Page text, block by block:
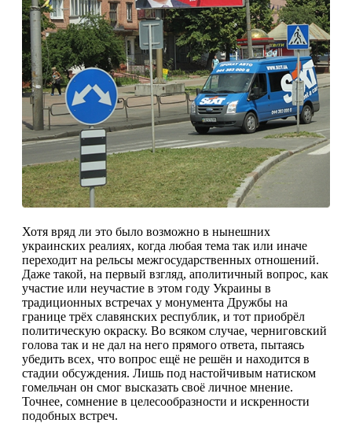
Хотя вряд ли это было возможно в нынешних
украинских реалиях, когда любая тема так или иначе
переходит на рельсы межгосударственных отношений.
Даже такой, на первый взгляд, аполитичный вопрос, как
участие или неучастие в этом году Украины в
традиционных встречах у монумента Дружбы на
границе трёх славянских республик, и тот приобрёл
политическую окраску. Во всяком случае, черниговский
голова так и не дал на него прямого ответа, пытаясь
убедить всех, что вопрос ещё не решён и находится в
стадии обсуждения. Лишь под настойчивым натиском
гомельчан он смог высказать своё личное мнение.
Точнее, сомнение в целесообразности и искренности
подобных встреч.